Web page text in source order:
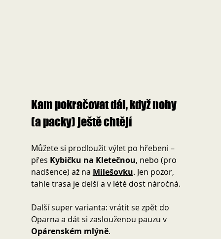
Kam pokračovat dál, když nohy
(a packy) ještě chtějí
Můžete si prodloužit výlet po hřebeni –
přes Kybičku na Kletečnou, nebo (pro
nadšence) až na Milešovku. Jen pozor,
tahle trasa je delší a v létě dost náročná.
Další super varianta: vrátit se zpět do
Oparna a dát si zaslouženou pauzu v
Opárenském mlýně.